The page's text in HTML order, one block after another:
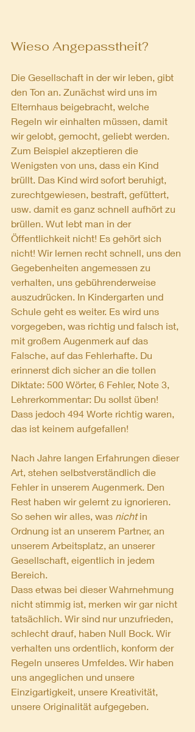
Wieso Angepasstheit?
Die Gesellschaft in der wir leben, gibt
den Ton an. Zunächst wird uns im
Elternhaus beigebracht, welche
Regeln wir einhalten müssen, damit
wir gelobt, gemocht, geliebt werden.
Zum Beispiel akzeptieren die
Wenigsten von uns, dass ein Kind
brüllt. Das Kind wird sofort beruhigt,
zurechtgewiesen, bestraft, gefüttert,
usw. damit es ganz schnell aufhört zu
brüllen. Wut lebt man in der
Öffentlichkeit nicht! Es gehört sich
nicht! Wir lernen recht schnell, uns den
Gegebenheiten angemessen zu
verhalten, uns gebührenderweise
auszudrücken. In Kindergarten und
Schule geht es weiter. Es wird uns
vorgegeben, was richtig und falsch ist,
mit großem Augenmerk auf das
Falsche, auf das Fehlerhafte. Du
erinnerst dich sicher an die tollen
Diktate: 500 Wörter, 6 Fehler, Note 3,
Lehrerkommentar: Du sollst üben!
Dass jedoch 494 Worte richtig waren,
das ist keinem aufgefallen!
Nach Jahre langen Erfahrungen dieser
Art, stehen selbstverständlich die
Fehler in unserem Augenmerk. Den
Rest haben wir gelernt zu ignorieren.
So sehen wir alles, was nicht in
Ordnung ist an unserem Partner, an
unserem Arbeitsplatz, an unserer
Gesellschaft, eigentlich in jedem
Bereich.
Dass etwas bei dieser Wahrnehmung
nicht stimmig ist, merken wir gar nicht
tatsächlich. Wir sind nur unzufrieden,
schlecht drauf, haben Null Bock. Wir
verhalten uns ordentlich, konform der
Regeln unseres Umfeldes. Wir haben
uns angeglichen und unsere
Einzigartigkeit, unsere Kreativität,
unsere Originalität aufgegeben.